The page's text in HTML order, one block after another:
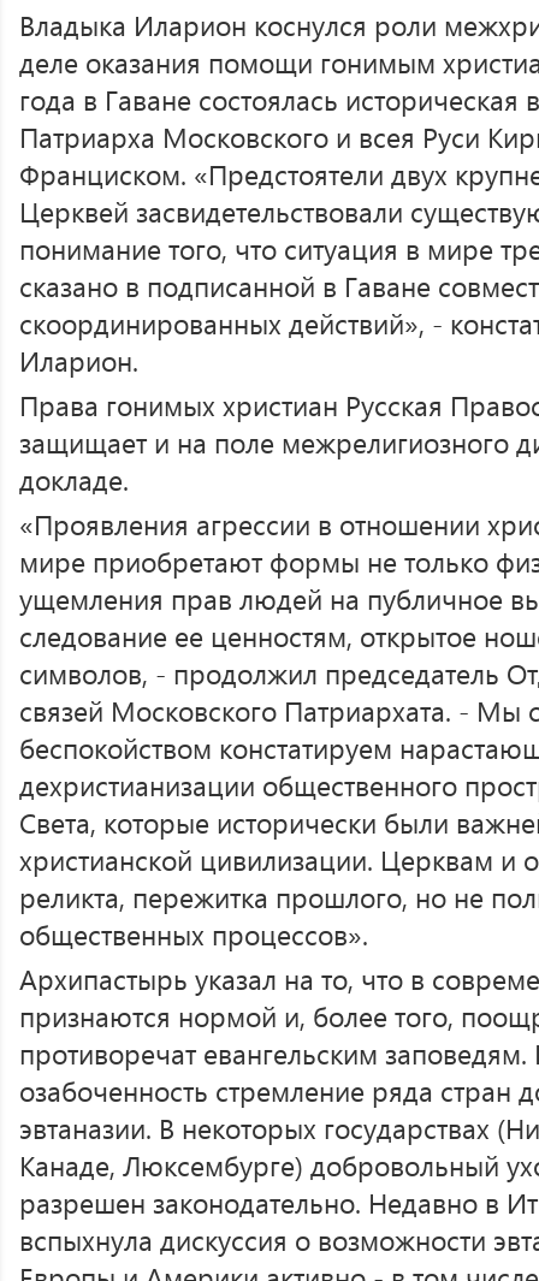
Владыка Иларион коснулся роли
деле оказания помощи гонимым
года в Гаване состоялась историческая
Патриарха Московского и всея Руси
Франциском. «Предстоятели двух
Церквей засвидетельствовали
понимание того, что ситуация в мире
сказано в подписанной в Гаване
скоординированных действий», -
Иларион.
Права гонимых христиан Русская
защищает и на поле межрелигиозного
докладе.
«Проявления агрессии в отношении
мире приобретают формы не только
ущемления прав людей на публичное
следование ее ценностям, открытое
символов, - продолжил председатель
связей Московского Патриархата. - Мы
беспокойством констатируем
дехристианизации общественного
Света, которые исторически были
христианской цивилизации. Церквам и
реликта, пережитка прошлого, но не
общественных процессов».
Архипастырь указал на то, что в
признаются нормой и, более того,
противоречат евангельским
озабоченность стремление ряда стран
эвтаназии. В некоторых государствах
Канаде, Люксембурге) добровольный
разрешен законодательно. Недавно в
вспыхнула дискуссия о возможности